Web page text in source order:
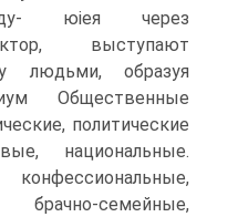
юіея через
выступают
людьми, образуя
Общественные
политические
национальные.
семейные,